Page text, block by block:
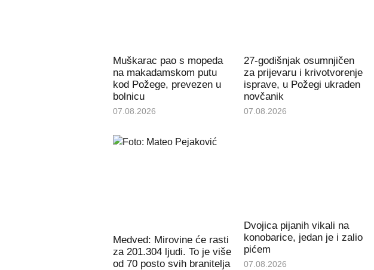
Muškarac pao s mopeda
na makadamskom putu
kod Požege, prevezen u
bolnicu
07.08.2026
27-godišnjak osumnjičen
za prijevaru i krivotvorenje
isprave, u Požegi ukraden
novčanik
07.08.2026
Medved: Mirovine će rasti
za 201.304 ljudi. To je više
od 70 posto svih branitelja
Dvojica pijanih vikali na
konobarice, jedan je i zalio
pićem
07.08.2026